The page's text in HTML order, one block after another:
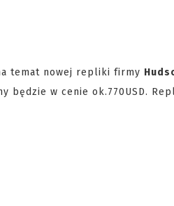
temat nowej repliki firmy
będzie w cenie ok.770USD.